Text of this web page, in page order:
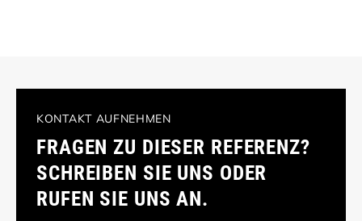
KONTAKT AUFNEHMEN
FRAGEN ZU DIESER REFERENZ?
SCHREIBEN SIE UNS ODER
RUFEN SIE UNS AN.